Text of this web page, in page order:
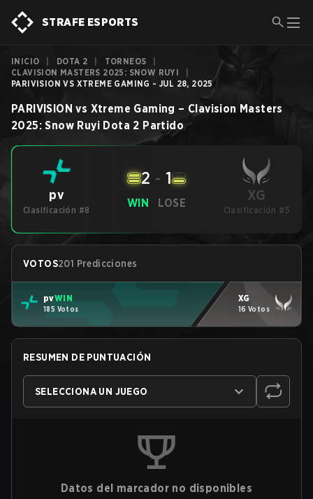
STRAFE ESPORTS
INICIO DOTA 2 TORNEOS
CLAVISION MASTERS 2025: SNOW RUYI
PARIVISION VS XTREME GAMING - JUL 28, 2025
PARIVISION vs Xtreme Gaming – Clavision Masters
2025: Snow Ruyi Dota 2 Partido
pv
Clasificación #8
WIN
2 - 1
LOSE XG
Clasificación #5
VOTOS201 Predicciones
pvWIN
185 Votos
XG
16 Votos
RESUMEN DE PUNTUACIÓN
SELECCIONA UN JUEGO
Datos del marcador no disponibles